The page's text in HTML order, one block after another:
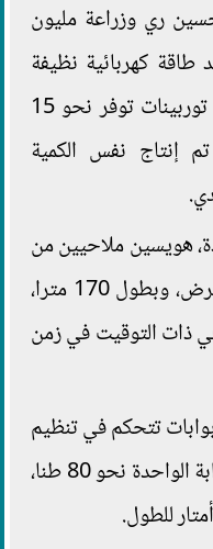
ري وزراعة مليون
طاقة كهربائية نظيفة
بقدرة 32 ميجاوات من خلال 4 توربينات توفر نحو 15
إنتاج نفس الكمية
هويسين ملاحيين من
الدرجة الأولى، بأبعاد 17 مترا للعرض، وبطول 170 مترا،
ذات التوقيت في زمن
تتحكم في تنظيم
المياه ومناسيبها، ويصل وزن البوابة الواحدة نحو 80 طنا،